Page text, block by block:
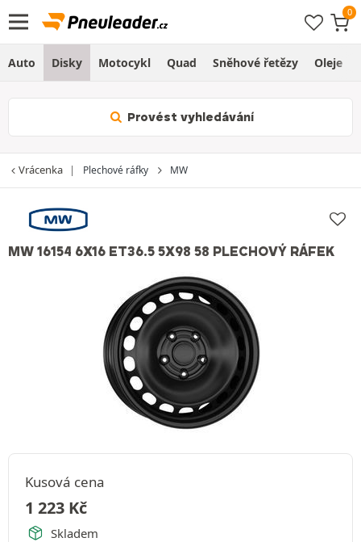
Auto Disky Motocykl Quad Sněhové řetězy Oleje
Provést vyhledávání
Vrácenka Plechové ráfky MW
MW 16154 6X16 ET36.5 5X98 58 PLECHOVÝ RÁFEK
Kusová cena
1 223 Kč
Skladem